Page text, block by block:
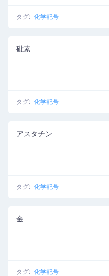
タグ: 化学記号
砒素
タグ: 化学記号
アスタチン
タグ: 化学記号
金
タグ: 化学記号